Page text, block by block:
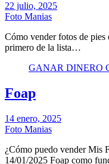
22 julio, 2025
Foto Manias
Cómo vender fotos de pies
primero de la lista…
GANAR DINERO
Foap
14 enero, 2025
Foto Manias
¿Cómo puedo vender Mis
14/01/2025 Foap como